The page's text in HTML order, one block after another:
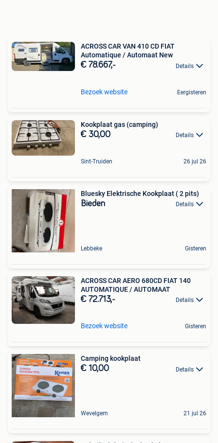
ACROSS CAR VAN 410 CD FIAT
Automatique / Automaat New
€ 78.667,- Details
Bezoek website Eergisteren
Kookplaat gas (camping)
€ 30,00 Details
Sint-Truiden 26 jul 26
Bluesky Elektrische Kookplaat ( 2 pits)
Bieden Details
Lebbeke Gisteren
ACROSS CAR AERO 680CD FIAT 140
AUTOMATIQUE / AUTOMAAT
€ 72.713,- Details
Bezoek website Gisteren
Camping kookplaat
€ 10,00 Details
Wevelgem 21 jul 26